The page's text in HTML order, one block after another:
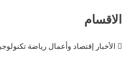
الاقسام
الأخبار إقتصاد وأعمال رياضة